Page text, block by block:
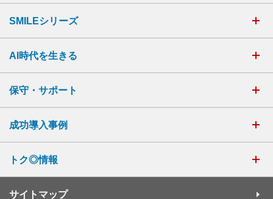
SMILEシリーズ
AI時代を生きる
保守・サポート
成功導入事例
トク◎情報
サイトマップ